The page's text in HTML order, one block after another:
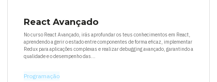
React Avançado
No curso React Avançado, irás aprofundar os teus conhecimentos em React,
aprendendo a gerir o estado entre componentes de forma eficaz, implementar
Redux para aplicações complexas e realizar debugging avançado, garantindo a
qualidade e o desempenho das...
Programação